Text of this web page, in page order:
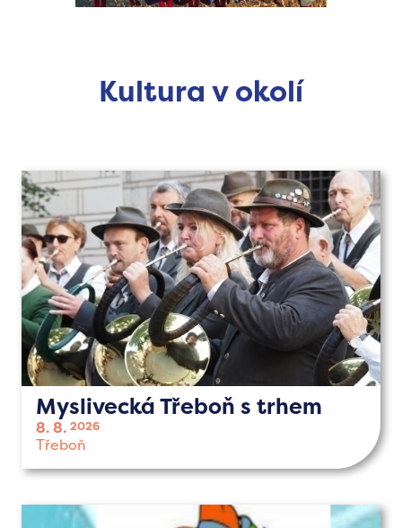
Kultura v okolí
Myslivecká Třeboň s trhem
8. 8. 2026
Třeboň